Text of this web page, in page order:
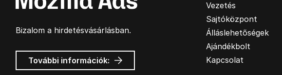
Bizalom a hirdetésvásárlásban.
További információk: Mozilla
hirdetések
Vezetés
Sajtóközpont
Álláslehetőségek
Ajándékbolt
Kapcsolat